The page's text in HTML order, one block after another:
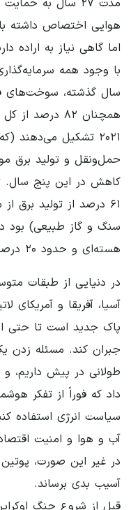
هوایی اختصاص داشته
اما گاهی نیاز به اراده
با وجود همه
سال گذشته، سوخت‌های
همچنان ۸۲
۲۰۲۱ تشکیل می‌دهند
حمل‌ونقل و تولید برق
۶۱ درصد از تولید
هسته‌ای و حدود ۲۰ درصد از منابع انرژی تجدیدپذیر بود.
در دنیایی از طبقات
آسیا، آفریقا و آمریکای
پاک جدید است تا حتی
جبران کند. مسئله
طولانی در پیش داریم،
داد که فوراً از تفکر
سیاست انرژی استفاده
آب و هوا و امنیت
در غیر این صورت،
آسیب بدی برساند.